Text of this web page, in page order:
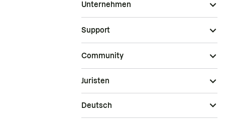
Unternehmen
Support
Community
Juristen
Deutsch